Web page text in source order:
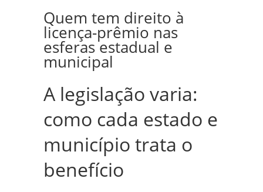
Quem tem direito à
licença-prêmio nas
esferas estadual e
municipal
A legislação varia:
como cada estado e
município trata o
benefício